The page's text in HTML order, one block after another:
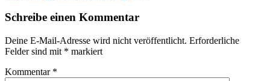
Schreibe einen Kommentar
Deine E-Mail-Adresse wird nicht veröffentlicht. Erforderliche
Felder sind mit * markiert
Kommentar *